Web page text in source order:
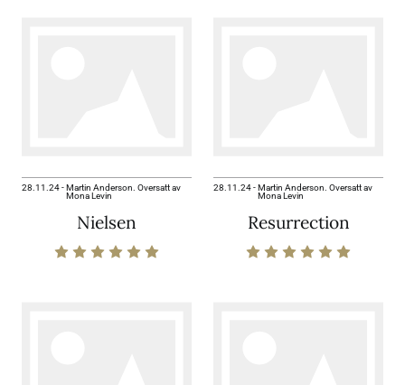
28.11.24-Martin Anderson. Oversatt av
Mona Levin
Nielsen
28.11.24-Martin Anderson. Oversatt av
Mona Levin
Resurrection